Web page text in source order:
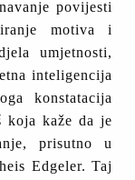
povijesti
motiva i
umjetnosti,
inteligencija
konstatacija
koja kaže da je
prisutno u
Edgeler. Taj